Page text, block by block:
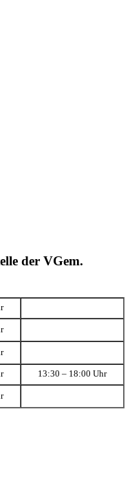
der VGem.
13:30 – 18:00 Uhr